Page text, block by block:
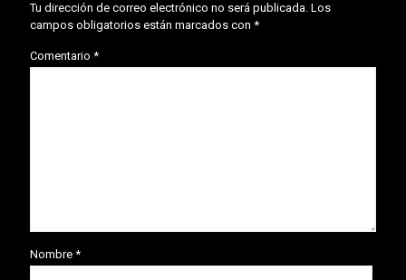
Tu dirección de correo electrónico no será publicada. Los
campos obligatorios están marcados con *
Comentario *
Nombre *